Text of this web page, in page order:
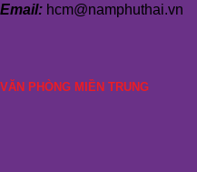
Email: hcm@namphuthai.vn
VĂN PHÒNG MIỀN TRUNG